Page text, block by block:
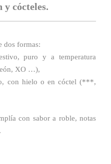
y cócteles.
dos formas:
puro y a temperatura
XO …),
con hielo o en cóctel (***,
con sabor a roble, notas